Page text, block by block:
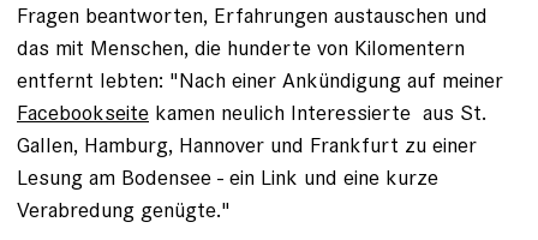
Fragen beantworten, Erfahrungen austauschen und
das mit Menschen, die hunderte von Kilomentern
entfernt lebten: "Nach einer Ankündigung auf meiner
Facebookseite kamen neulich Interessierte aus St.
Gallen, Hamburg, Hannover und Frankfurt zu einer
Lesung am Bodensee - ein Link und eine kurze
Verabredung genügte."